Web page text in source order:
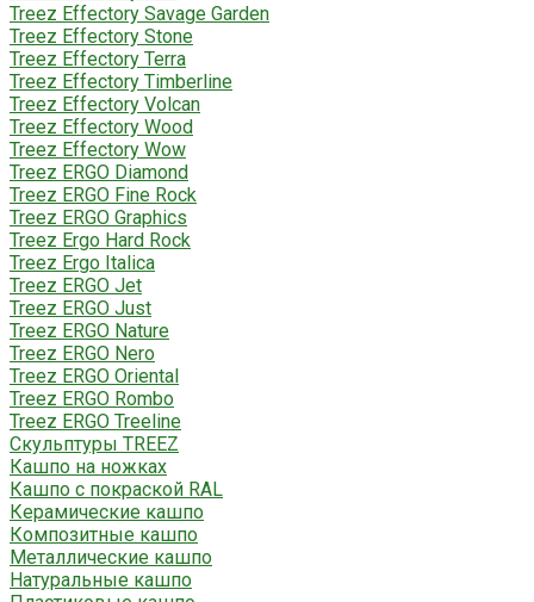
Treez Effectory Savage Garden
Treez Effectory Stone
Treez Effectory Terra
Treez Effectory Timberline
Treez Effectory Volcan
Treez Effectory Wood
Treez Effectory Wow
Treez ERGO Diamond
Treez ERGO Fine Rock
Treez ERGO Graphics
Treez Ergo Hard Rock
Treez Ergo Italica
Treez ERGO Jet
Treez ERGO Just
Treez ERGO Nature
Treez ERGO Nero
Treez ERGO Oriental
Treez ERGO Rombo
Treez ERGO Treeline
Скульптуры TREEZ
Кашпо на ножках
Кашпо с покраской RAL
Керамические кашпо
Композитные кашпо
Металлические кашпо
Натуральные кашпо